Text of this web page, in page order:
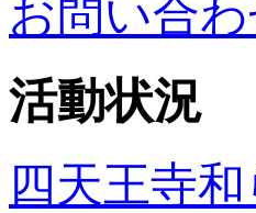
お問い合
活動状況
四天王寺